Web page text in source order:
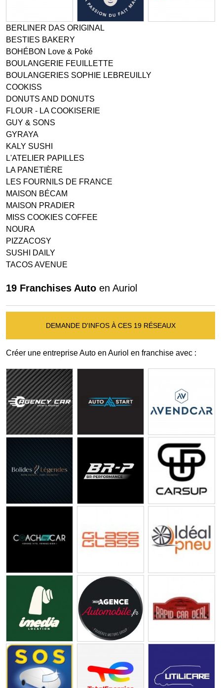
BERLINER DAS ORIGINAL
BESTIES BAKERY
BOHÉBON Love & Poké
BOULANGERIE FEUILLETTE
BOULANGERIES SOPHIE LEBREUILLY
COOKISS
DONUTS AND DONUTS
FLOUR - LA COOKISERIE
GUY & SONS
GYRAYA
KALY SUSHI
L'ATELIER PAPILLES
LA PANETIÈRE
LES FOURNILS DE FRANCE
MAISON BÉCAM
MAISON PRADIER
MISS COOKIES COFFEE
NOURA
PIZZACOSY
SUSHI DAILY
TACOS AVENUE
19 Franchises Auto en Auriol
DEMANDE D'INFOS À CES 19 RÉSEAUX
Créer une entreprise Auto en Auriol en franchise avec :